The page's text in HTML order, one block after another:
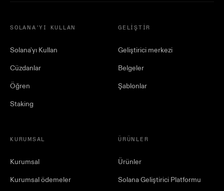
SOLANA'YI KULLAN
Solana'yı Kullan
Cüzdanlar
Öğren
Staking
GELIŞTIR
Geliştirici merkezi
Belgeler
Şablonlar
KURUMSAL
Kurumsal
Kurumsal ödemeler
ÜRÜNLER
Ürünler
Solana Geliştirici Platformu